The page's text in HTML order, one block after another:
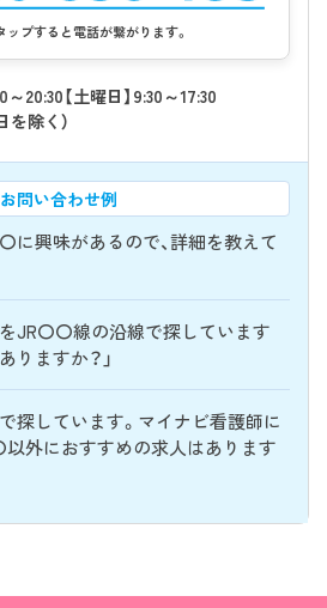
ップすると電話が繋がります。
～20:30【土曜日】9:30～17:30
を除く）
お問い合わせ例
に興味があるので、詳細を教えて
JR〇〇線の沿線で探しています
りますか？」
探しています。マイナビ看護師に
外におすすめの求人はあります